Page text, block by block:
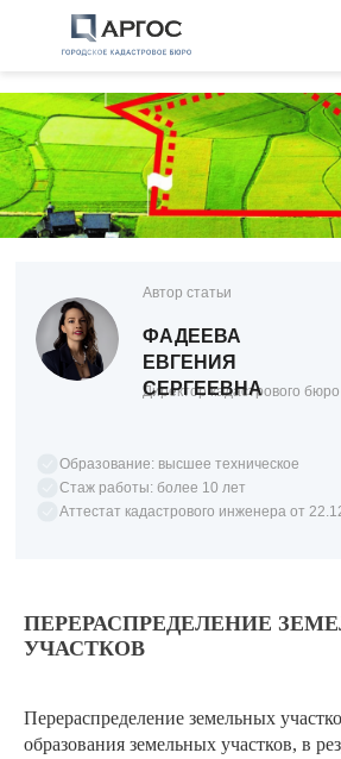
Директор кадастрового
Автор статьи
ФАДЕЕВА
ЕВГЕНИЯ
СЕРГЕЕВНА
Образование: высшее техническое
Стаж работы: более 10 лет
Аттестат кадастрового инженера от
ПЕРЕРАСПРЕДЕЛЕНИЕ
УЧАСТКОВ
Перераспределение земельных
образования земельных участков, в